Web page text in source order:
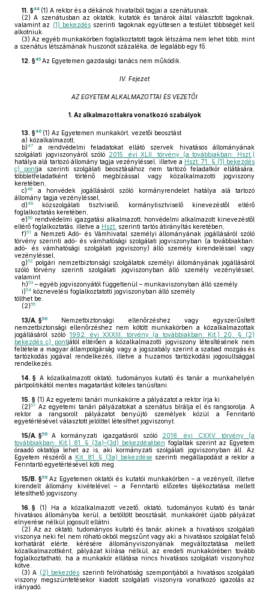
11. §44 (1) A rektor és a dékánok hivatalból tagjai a szenátusnak.
(2) A szenátusban az oktatók, kutatók és tanárok által választott tagoknak,
valamint az (1) bekezdésszerinti tagoknak együttesen a testület többségét kell
alkotniuk.
(3) Az egyéb munkakörben foglalkoztatott tagok létszáma nem lehet több, mint
a szenátus létszámának huszonöt százaléka, de legalább egy fő.
12. §45 Az Egyetemen gazdasági tanács nem működik.
IV. Fejezet
AZ EGYETEM ALKALMAZOTTAI ÉS VEZETŐI
1. Az alkalmazottakra vonatkozó szabályok
13. §46 (1) Az Egyetemen munkakört, vezetői beosztást
a) közalkalmazott,
b)47
a rendvédelmi feladatokat ellátó szervek hivatásos állományának
szolgálati jogviszonyáról szóló 2015. évi XLII. törvény (a továbbiakban: Hszt.)
hatálya alá tartozó állomány tagja vezényléssel, illetve a Hszt. 71. § (1) bekezdés
c) pontja szerinti szolgálati beosztásához nem tartozó feladatkör ellátására,
többletfeladatként történő megbízással vagy közalkalmazotti jogviszony
keretében,
c)48
a honvédek jogállásáról szóló kormányrendelet hatálya alá tartozó
állomány tagja vezényléssel,
d)49
közszolgálati tisztviselő, kormánytisztviselő kinevezéstől eltérő
foglalkoztatás keretében,
e)50 rendvédelmi igazgatási alkalmazott, honvédelmi alkalmazott kinevezéstől
eltérő foglalkoztatás, illetve a Hszt. szerinti tartós átirányítás keretében,
f)51
a Nemzeti Adó- és Vámhivatal személyi állományának jogállásáról szóló
törvény szerinti adó- és vámhatósági szolgálati jogviszonyban (a továbbiakban:
adó- és vámhatósági szolgálati jogviszony) álló személy kirendeléssel vagy
vezényléssel,
g)52
polgári nemzetbiztonsági szolgálatok személyi állományának jogállásáról
szóló törvény szerinti szolgálati jogviszonyban álló személy vezényléssel,
valamint
h)53 – egyéb jogviszonyától függetlenül – munkaviszonyban álló személy
i)54 köznevelési foglalkoztatotti jogviszonyban álló személy
tölthet be.
(2)55
13/A. §56
Nemzetbiztonsági ellenőrzéshez vagy egyszerűsített
nemzetbiztonsági ellenőrzéshez nem kötött munkakörben a közalkalmazottak
jogállásáról szóló 1992. évi XXXIII. törvény (a továbbiakban: Kjt.) 20. § (2)
bekezdés c) pontjától eltérően a közalkalmazotti jogviszony létesítésének nem
feltétele a magyar állampolgárság vagy a jogszabály szerint a szabad mozgás és
tartózkodás jogával rendelkezés, illetve a huzamos tartózkodási jogosultsággal
rendelkezés.
14. § A közalkalmazott oktató, tudományos kutató és tanár a munkahelyén
pártpolitikától mentes magatartást köteles tanúsítani.
15. § (1) Az egyetemi tanári munkakörre a pályázatot a rektor írja ki.
(2)57 Az egyetemi tanári pályázatokat a szenátus bírálja el és rangsorolja. A
rektor a rangsorolt pályázatot benyújtó személyek közül a Fenntartó
egyetértésével választott jelölttel létesíthet jogviszonyt.
15/A. §58 A kormányzati igazgatásról szóló 2018. évi CXXV. törvény (a
továbbiakban: Kit.) 81. § (3a)–(3d) bekezdésében foglaltak szerint az Egyetem
óraadó oktatója lehet az is, aki kormányzati szolgálati jogviszonyban áll. Az
Egyetem részéről a Kit. 81. § (3a) bekezdése szerinti megállapodást a rektor a
Fenntartó egyetértésével köti meg.
15/B. §59 Az Egyetemen oktatói és kutatói munkakörben – a vezényelt, illetve
kirendelt állomány kivételével – a Fenntartó előzetes tájékoztatása mellett
létesíthető jogviszony.
16. § (1) Ha a közalkalmazott vezető, oktató, tudományos kutató és tanár
hivatásos állományba kerül, a betöltött beosztását, munkakörét újabb pályázat
elnyerése nélkül jogosult ellátni.
(2) Az az oktató, tudományos kutató és tanár, akinek a hivatásos szolgálati
viszonya neki fel nem róható okból megszűnt vagy aki a hivatásos szolgálat felső
korhatárát elérte, kérésére állományviszonyának megváltoztatása mellett
közalkalmazottként, pályázat kiírása nélkül, az eredeti munkakörében tovább
foglalkoztatható, ha a munkakör ellátása nincs hivatásos szolgálati viszonyhoz
kötve.
(3) A (2) bekezdés szerinti felróhatóság szempontjából a hivatásos szolgálati
viszony megszüntetésekor kiadott szolgálati viszonyra vonatkozó igazolás az
irányadó.